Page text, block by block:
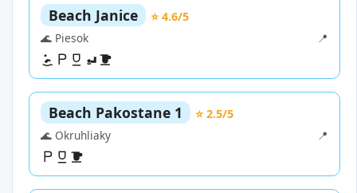
Beach Janice
⭐ 4.6/5
🌊 Piesok
📍
Beach Pakostane 1
⭐ 2.5/5
🌊 Okruhliaky
📍